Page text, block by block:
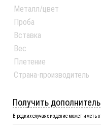
Металл/цвет
Проба
Вставка
Вес
Плетение
Страна-производитель
Получить
В редких случаях изделие может иметь